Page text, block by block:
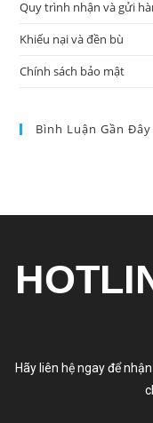
Quy trình nhận và gửi
Khiếu nại và đền bù
Chính sách bảo mật
Bình Luận Gần Đây
Hãy liên hệ ngay để